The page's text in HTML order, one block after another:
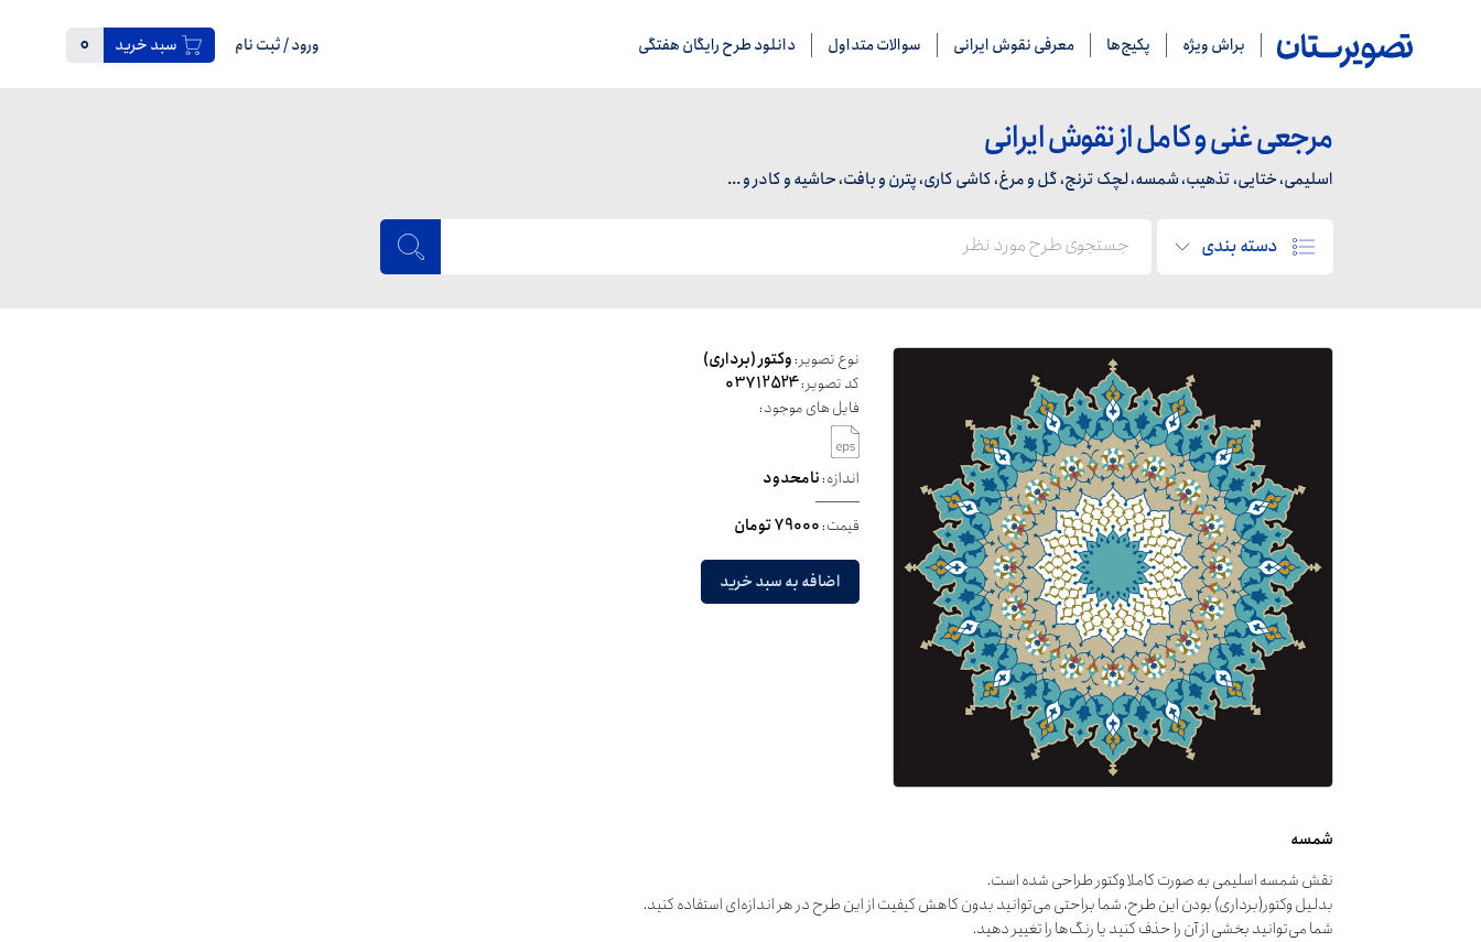
براش ویژه پکیج‌ها معرفی نقوش ایرانی سوالات متداول دانلود طرح رایگان هفتگی سبد خرید 0 ورود/ثبت نام
مرجعی غنی و کامل از نقوش ایرانی
اسلیمی، ختایی، تذهیب، شمسه، لچک ترنج، گل و مرغ، کاشی کاری، پترن و بافت، حاشیه و کادر و ...
دسته بندی
نوع تصویر:وکتور (برداری)
کد تصویر:03712524
فایل های موجود:
اندازه:نامحدود
قیمت:79000 تومان
اضافه به سبد خرید
شمسه
نقش شمسه اسلیمی به صورت کاملا وکتور طراحی شده است.
بدلیل وکتور(برداری) بودن این طرح، شما براحتی می‌توانید بدون کاهش کیفیت از این طرح در هر اندازه‌ای استفاده کنید.
شما می‌توانید بخشی از آن را حذف کنید یا رنگ‌ها را تغییر دهید.